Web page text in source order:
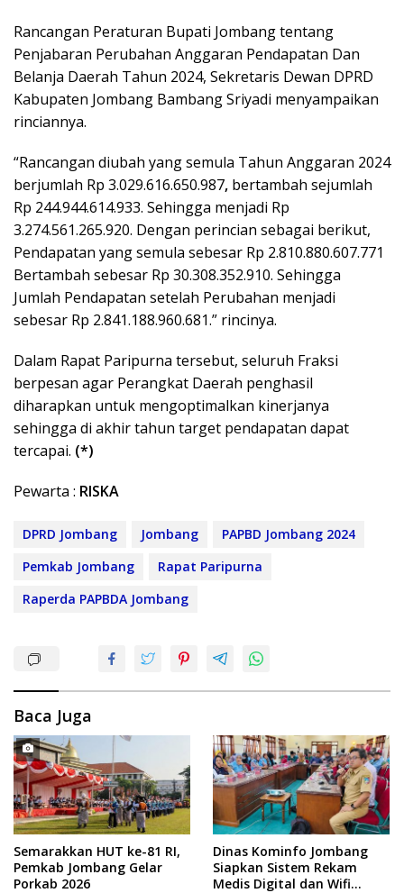
Rancangan Peraturan Bupati Jombang tentang
Penjabaran Perubahan Anggaran Pendapatan Dan
Belanja Daerah Tahun 2024, Sekretaris Dewan DPRD
Kabupaten Jombang Bambang Sriyadi menyampaikan
rinciannya.
“Rancangan diubah yang semula Tahun Anggaran 2024
berjumlah Rp 3.029.616.650.987, bertambah sejumlah
Rp 244.944.614.933. Sehingga menjadi Rp
3.274.561.265.920. Dengan perincian sebagai berikut,
Pendapatan yang semula sebesar Rp 2.810.880.607.771
Bertambah sebesar Rp 30.308.352.910. Sehingga
Jumlah Pendapatan setelah Perubahan menjadi
sebesar Rp 2.841.188.960.681.” rincinya.
Dalam Rapat Paripurna tersebut, seluruh Fraksi
berpesan agar Perangkat Daerah penghasil
diharapkan untuk mengoptimalkan kinerjanya
sehingga di akhir tahun target pendapatan dapat
tercapai. (*)
Pewarta : RISKA
DPRD Jombang Jombang
PAPBD Jombang 2024
Pemkab Jombang
Rapat Paripurna
Raperda PAPBDA Jombang
Baca Juga
Semarakkan HUT ke-81 RI,
Pemkab Jombang Gelar
Porkab 2026
Dinas Kominfo Jombang
Siapkan Sistem Rekam
Medis Digital dan Wifi